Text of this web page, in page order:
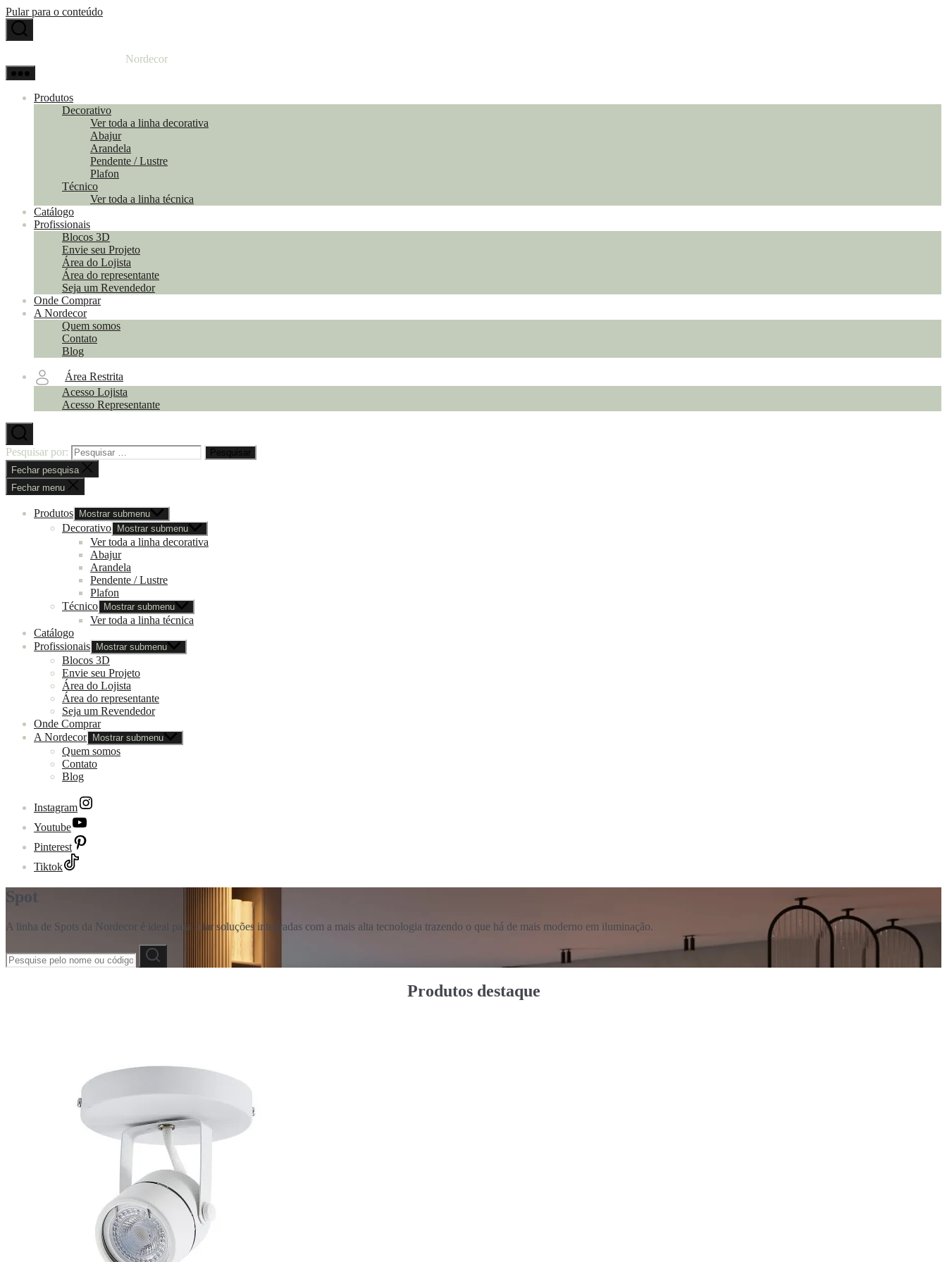
Pular para o conteúdo
Nordecor
Produtos
Decorativo
Ver toda a linha decorativa
Abajur
Arandela
Pendente / Lustre
Plafon
Técnico
Ver toda a linha técnica
Catálogo
Profissionais
Blocos 3D
Envie seu Projeto
Área do Lojista
Área do representante
Seja um Revendedor
Onde Comprar
A Nordecor
Quem somos
Contato
Blog
Área Restrita
Acesso Lojista
Acesso Representante
Pesquisar por:
Fechar pesquisa
Fechar menu
Produtos Mostrar submenu
Decorativo Mostrar submenu
Ver toda a linha decorativa
Abajur
Arandela
Pendente / Lustre
Plafon
Técnico
Mostrar submenu
Ver toda a linha técnica
Catálogo
Profissionais
Mostrar submenu
Blocos 3D
Envie seu Projeto
Área do Lojista
Área do representante
Seja um Revendedor
Onde Comprar
A Nordecor
Mostrar submenu
Quem somos
Contato
Blog
Instagram
Youtube
Pinterest
Tiktok
Spot
A linha de Spots da Nordecor é ideal para criar soluções integradas com a mais alta tecnologia trazendo o que há de mais moderno em iluminação.
Produtos destaque